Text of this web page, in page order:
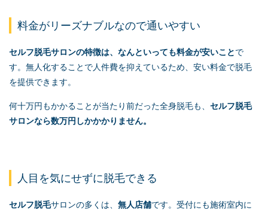
料金がリーズナブルなので通いやすい
セルフ脱毛サロンの特徴は、なんといっても料金が安いことで
す。無人化することで人件費を抑えているため、安い料金で脱毛
を提供できます。
何十万円もかかることが当たり前だった全身脱毛も、 セルフ脱毛
サロンなら数万円しかかかりません。
人目を気にせずに脱毛できる
セルフ脱毛サロンの多くは、 無人店舗です。受付にも施術室内に